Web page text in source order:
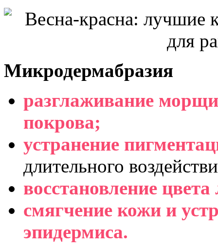
Микродермабразия
разглаживание
покрова;
устранение
длительного
восстановление
смягчение кожи и
эпидермиса.